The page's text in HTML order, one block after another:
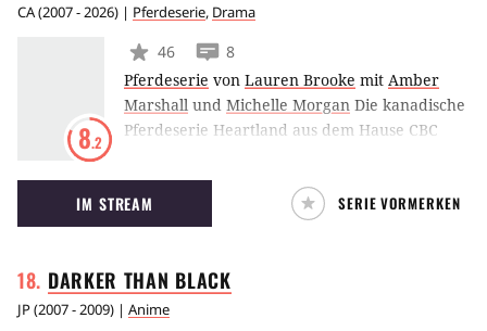
CA(2007 - 2026) | Pferdeserie, Drama
8.2
46
8
Pferdeserie von Lauren Brooke mit Amber
Marshall und Michelle Morgan Die kanadische
Pferdeserie Heartland aus dem Hause CBC
Rocky Mountains von Alberta und erzählt von
den Höhen und Tiefen der beiden Schwestern
Amy und Lou Fleming, die gemeinsam mit
betreiben. Die Serie beruht auf der
gleichnamigen Romanreihe von Lauren
IM STREAM SERIE VORMERKEN
DARKER THAN BLACK
JP(2007 - 2009) | Anime